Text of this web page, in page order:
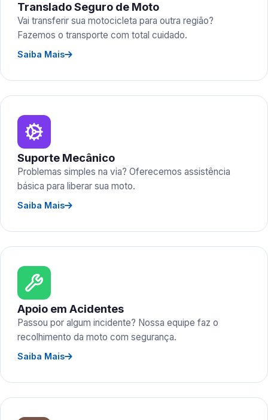
Translado Seguro de Moto
Vai transferir sua motocicleta para outra região?
Fazemos o transporte com total cuidado.
Saiba Mais
Suporte Mecânico
Problemas simples na via? Oferecemos assistência
básica para liberar sua moto.
Saiba Mais
Apoio em Acidentes
Passou por algum incidente? Nossa equipe faz o
recolhimento da moto com segurança.
Saiba Mais